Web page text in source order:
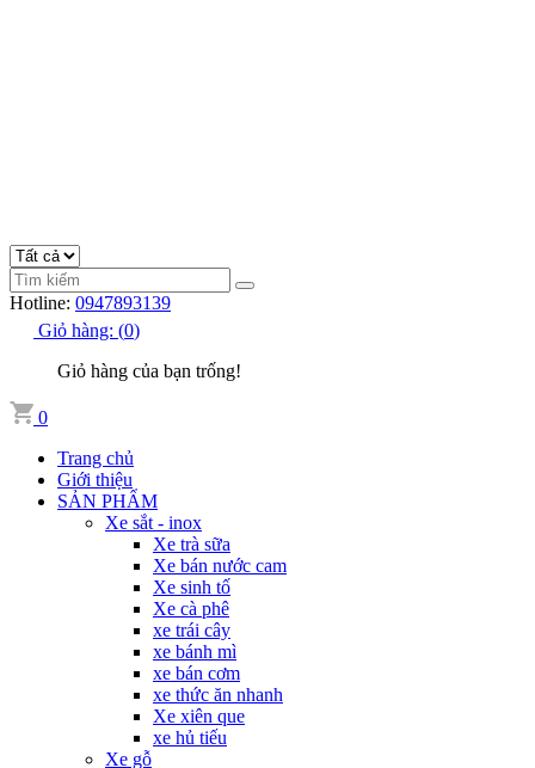
Hotline: 0947893139
Giỏ hàng: (0)
Giỏ hàng của bạn trống!
0
Trang chủ
Giới thiệu
SẢN PHẨM
Xe sắt - inox
Xe trà sữa
Xe bán nước cam
Xe sinh tố
Xe cà phê
xe trái cây
xe bánh mì
xe bán cơm
xe thức ăn nhanh
Xe xiên que
xe hủ tiếu
Xe gỗ